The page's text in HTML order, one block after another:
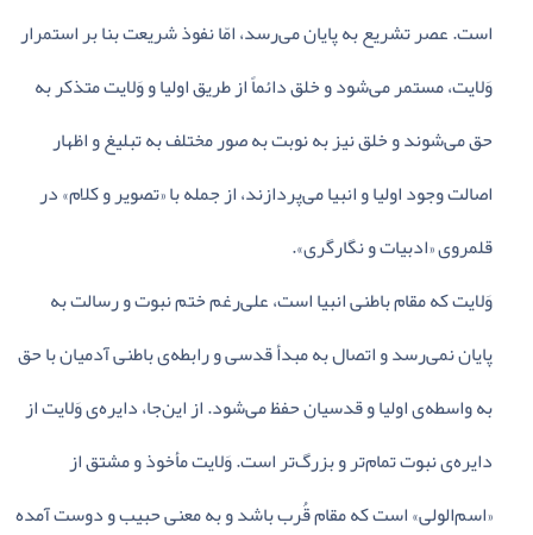
است‌. عصر تشریع‌ به‌ پایان‌ می‌رسد، امّا نفوذ شریعت‌ بنا بر استمرار
وَلایت‌، مستمر می‌شود و خلق‌ دائماً از طریق‌ اولیا و وَلایت‌ متذکر به‌
حق‌ می‌شوند و خلق‌ نیز به‌ نوبت‌ به‌ صور مختلف‌ به‌ تبلیغ‌ و اظهار
اصالت‌ وجود اولیا و انبیا می‌پردازند، از جمله‌ با «تصویر و کلام‌» در
قلمروی‌ «ادبیات‌ و نگارگری‌».
وَلایت‌ که‌ مقام‌ باطنی‌ انبیا است‌، علی‌رغم‌ ختم‌ نبوت‌ و رسالت‌ به‌
پایان‌ نمی‌رسد و اتصال‌ به‌ مبدأ قدسی‌ و رابطه‌ی‌ باطنی‌ آدمیان‌ با حق‌
به‌ واسطه‌ی‌ اولیا و قدسیان‌ حفظ‌ می‌شود. از این‌جا، دایره‌ی‌ وَلایت‌ از
دایره‌ی‌ نبوت‌ تمام‌تر و بزرگ‌تر است‌. وَلایت‌ مأخوذ و مشتق‌ از
«اسم‌الولی‌» است‌ که‌ مقام‌ قُرب‌ باشد و به‌ معنی‌ حبیب‌ و دوست‌ آمده‌